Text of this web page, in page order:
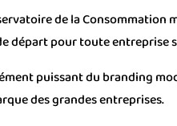
de la
départ pour toute
puissant du branding
des grandes entreprises.